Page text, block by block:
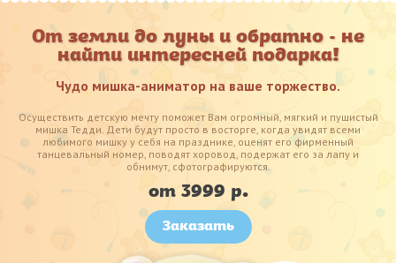
От земли до луны и обратно - не
найти интересней подарка!
Чудо мишка-аниматор на ваше торжество.
Осуществить детскую мечту поможет Вам огромный, мягкий и пушистый
мишка Тедди. Дети будут просто в восторге, когда увидят всеми
любимого мишку у себя на празднике, оценят его фирменный
танцевальный номер, поводят хоровод, подержат его за лапу и
обнимут, сфотографируются.
от 3999 р.
Заказать